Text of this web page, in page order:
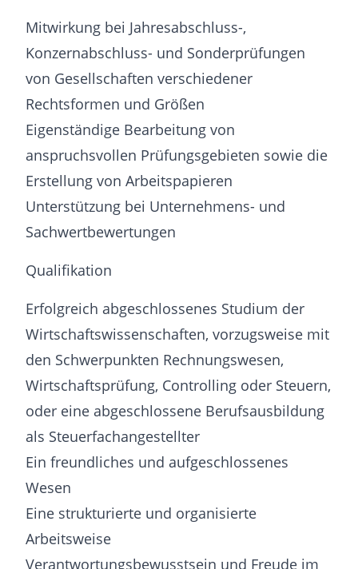
Mitwirkung bei Jahresabschluss-,
Konzernabschluss- und Sonderprüfungen
von Gesellschaften verschiedener
Rechtsformen und Größen
Eigenständige Bearbeitung von
anspruchsvollen Prüfungsgebieten sowie die
Erstellung von Arbeitspapieren
Unterstützung bei Unternehmens- und
Sachwertbewertungen
Qualifikation
Erfolgreich abgeschlossenes Studium der
Wirtschaftswissenschaften, vorzugsweise mit
den Schwerpunkten Rechnungswesen,
Wirtschaftsprüfung, Controlling oder Steuern,
oder eine abgeschlossene Berufsausbildung
als Steuerfachangestellter
Ein freundliches und aufgeschlossenes
Wesen
Eine strukturierte und organisierte
Arbeitsweise
Verantwortungsbewusstsein und Freude im